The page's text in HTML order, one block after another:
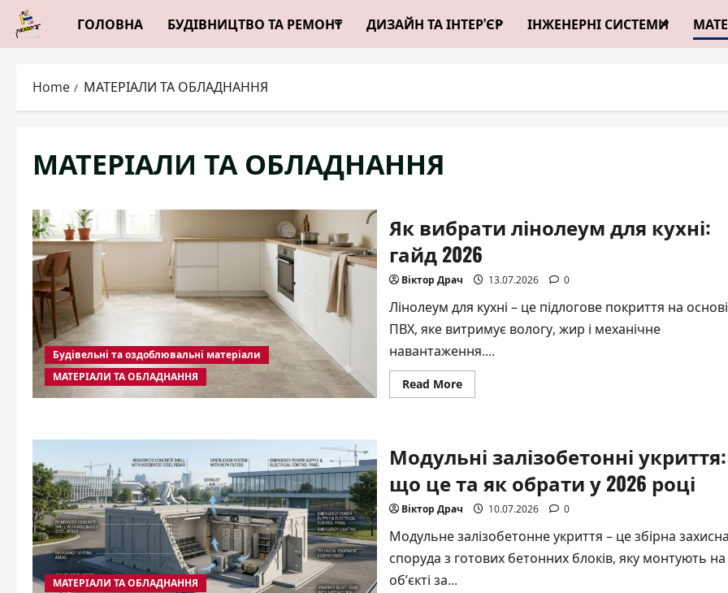
Skip
content
ГОЛОВНА БУДІВНИЦТВО ТА РЕМОНТ ДИЗАЙН ТА ІНТЕР’ЄР ІНЖЕНЕРНІ СИСТЕМИ
Home МАТЕРІАЛИ ТА ОБЛАДНАННЯ
МАТЕРІАЛИ ТА ОБЛАДНАННЯ
Будівельні та оздоблювальні матеріали
МАТЕРІАЛИ ТА ОБЛАДНАННЯ
Як вибрати лінолеум для кухні:
гайд 2026
Віктор Драч 13.07.2026 0
Лінолеум для кухні – це підлогове покриття на основі
ПВХ, яке витримує вологу, жир і механічне
навантаження....
Read MoreRead
more
для
кухні:
2026
МАТЕРІАЛИ ТА ОБЛАДНАННЯ
Модульні залізобетонні укриття:
що це та як обрати у 2026 році
Віктор Драч 10.07.2026 0
Модульне залізобетонне укриття – це збірна
споруда з готових бетонних блоків, яку монтують на
об’єкті за...